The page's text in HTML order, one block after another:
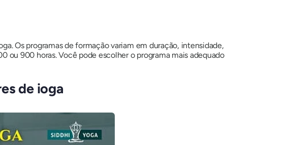
Os programas de formação variam em duração, intensidade,
ou 900 horas. Você pode escolher o programa mais adequado
de ioga